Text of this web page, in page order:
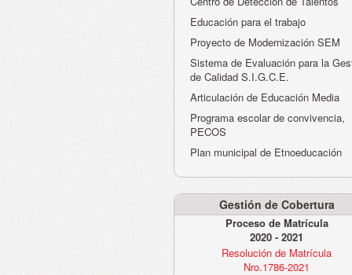
Educación para el trabajo
Proyecto de Modernización SEM
Sistema de Evaluación para la
de Calidad S.I.G.C.E.
Articulación de Educación Media
Programa escolar de convivencia,
PECOS
Plan municipal de Etnoeducación
Gestión de Cobertura
Proceso de Matrícula
2020 - 2021
Resolución de Matrícula
Nro.1786-2021